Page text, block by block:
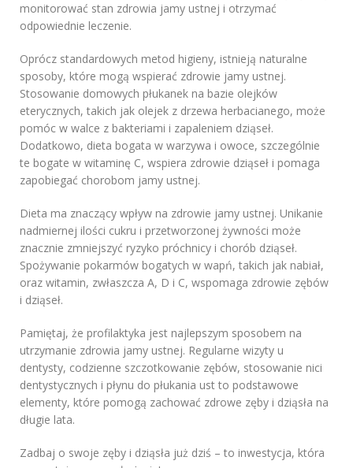
monitorować stan zdrowia jamy ustnej i otrzymać
odpowiednie leczenie.
Oprócz standardowych metod higieny, istnieją naturalne
sposoby, które mogą wspierać zdrowie jamy ustnej.
Stosowanie domowych płukanek na bazie olejków
eterycznych, takich jak olejek z drzewa herbacianego, może
pomóc w walce z bakteriami i zapaleniem dziąseł.
Dodatkowo, dieta bogata w warzywa i owoce, szczególnie
te bogate w witaminę C, wspiera zdrowie dziąseł i pomaga
zapobiegać chorobom jamy ustnej.
Dieta ma znaczący wpływ na zdrowie jamy ustnej. Unikanie
nadmiernej ilości cukru i przetworzonej żywności może
znacznie zmniejszyć ryzyko próchnicy i chorób dziąseł.
Spożywanie pokarmów bogatych w wapń, takich jak nabiał,
oraz witamin, zwłaszcza A, D i C, wspomaga zdrowie zębów
i dziąseł.
Pamiętaj, że profilaktyka jest najlepszym sposobem na
utrzymanie zdrowia jamy ustnej. Regularne wizyty u
dentysty, codzienne szczotkowanie zębów, stosowanie nici
dentystycznych i płynu do płukania ust to podstawowe
elementy, które pomogą zachować zdrowe zęby i dziąsła na
długie lata.
Zadbaj o swoje zęby i dziąsła już dziś – to inwestycja, która